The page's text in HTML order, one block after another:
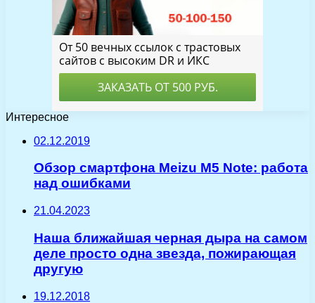
Интересное
02.12.2019
Обзор смартфона Meizu M5 Note: работа
над ошибками
21.04.2023
Наша ближайшая черная дыра на самом
деле просто одна звезда, пожирающая
другую
19.12.2018